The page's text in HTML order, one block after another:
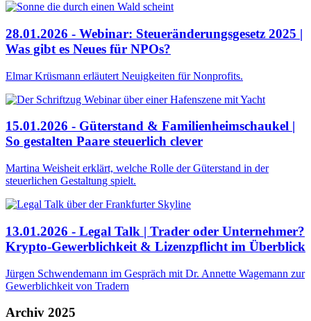
28.01.2026 - Webinar: Steueränderungsgesetz 2025 |
Was gibt es Neues für NPOs?
Elmar Krüsmann erläutert Neuigkeiten für Nonprofits.
15.01.2026 - Güterstand & Familienheimschaukel |
So gestalten Paare steuerlich clever
Martina Weisheit erklärt, welche Rolle der Güterstand in der
steuerlichen Gestaltung spielt.
13.01.2026 - Legal Talk | Trader oder Unternehmer?
Krypto-Gewerblichkeit & Lizenzpflicht im Überblick
Jürgen Schwendemann im Gespräch mit Dr. Annette Wagemann zur
Gewerblichkeit von Tradern
Archiv 2025